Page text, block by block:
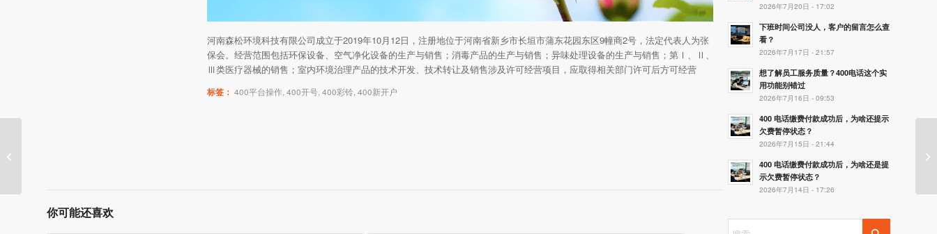
河南森松环境科技有限公司成立于2019年10月12日，注册地位于河南省新乡市长垣市蒲东花园东区9幢商2号，法定代表人为张
保会。经营范围包括环保设备、空气净化设备的生产与销售；消毒产品的生产与销售；异味处理设备的生产与销售；第Ⅰ、Ⅱ、
Ⅲ类医疗器械的销售；室内环境治理产品的技术开发、技术转让及销售涉及许可经营项目，应取得相关部门许可后方可经营
标签： 400平台操作 400开号 400彩铃 400新开户
你可能还喜欢
2026年7月20日 - 17:02
下班时间公司没人，客户的留言怎么查
看？
2026年7月17日 - 21:57
想了解员工服务质量？400电话这个实
用功能别错过
2026年7月16日 - 09:53
400 电话缴费付款成功后，为啥还提示
欠费暂停状态？
2026年7月15日 - 21:44
400 电话缴费付款成功后，为啥还是提
示欠费暂停状态？
2026年7月14日 - 17:26